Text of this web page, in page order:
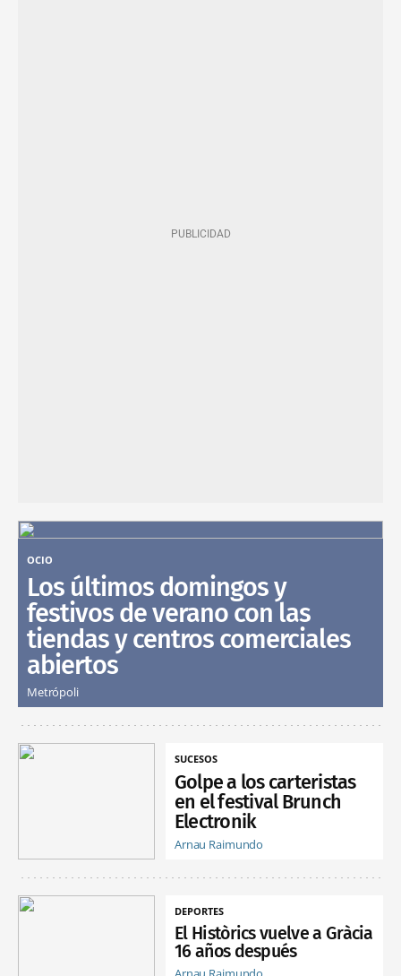
OCIO
Los últimos domingos y
festivos de verano con las
tiendas y centros comerciales
abiertos
Metrópoli
SUCESOS
Golpe a los carteristas
en el festival Brunch
Electronik
Arnau Raimundo
DEPORTES
El Històrics vuelve a Gràcia
16 años después